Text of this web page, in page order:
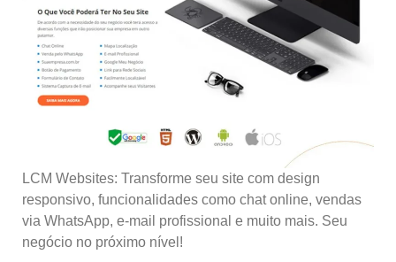
LCM Websites: Transforme seu site com design
responsivo, funcionalidades como chat online, vendas
via WhatsApp, e-mail profissional e muito mais. Seu
negócio no próximo nível!